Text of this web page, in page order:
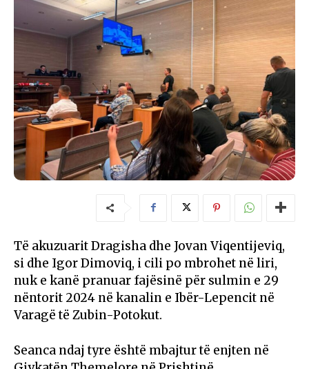
Të akuzuarit Dragisha dhe Jovan Viqentijeviq,
si dhe Igor Dimoviq, i cili po mbrohet në liri,
nuk e kanë pranuar fajësinë për sulmin e 29
nëntorit 2024 në kanalin e Ibër-Lepencit në
Varagë të Zubin-Potokut.
Seanca ndaj tyre është mbajtur të enjten në